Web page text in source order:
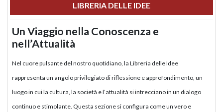
LIBRERIA DELLE IDEE
Un Viaggio nella Conoscenza e
nell’Attualità
Nel cuore pulsante del nostro quotidiano, la Libreria delle Idee
rappresenta un angolo privilegiato di riflessione e approfondimento, un
luogo in cui la cultura, la società e l’attualità si intrecciano in un dialogo
continuo e stimolante. Questa sezione si configura come un vero e